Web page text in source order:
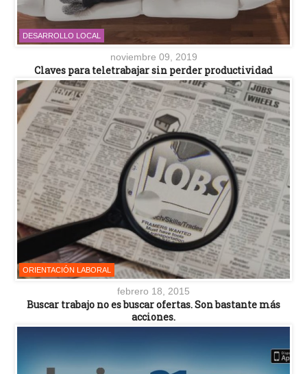
DESARROLLO LOCAL
noviembre 09, 2019
Claves para teletrabajar sin perder productividad
ORIENTACIÓN LABORAL
febrero 18, 2015
Buscar trabajo no es buscar ofertas. Son bastante más
acciones.